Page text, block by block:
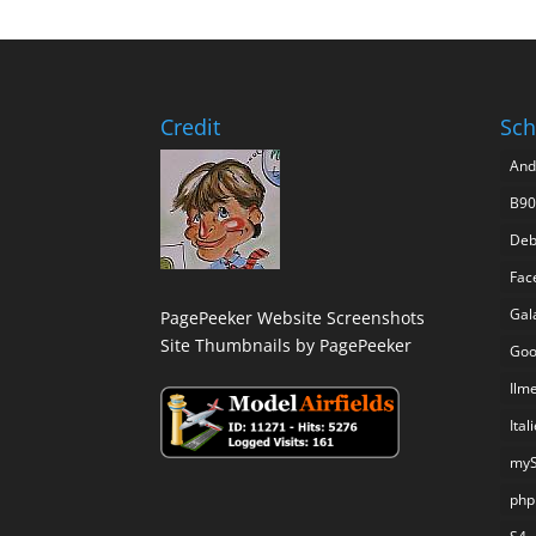
Credit
PagePeeker Website Screenshots
Site Thumbnails by PagePeeker
B90
php